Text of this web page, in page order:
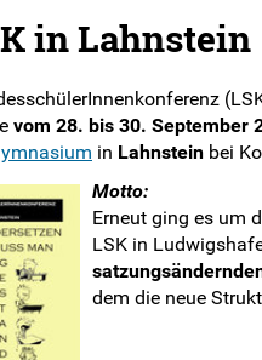
LSK
in Lahnstein
vom 28. bis 30. September
in Lahnstein bei
Motto:
Erneut ging es um
LSK in
dem die neue